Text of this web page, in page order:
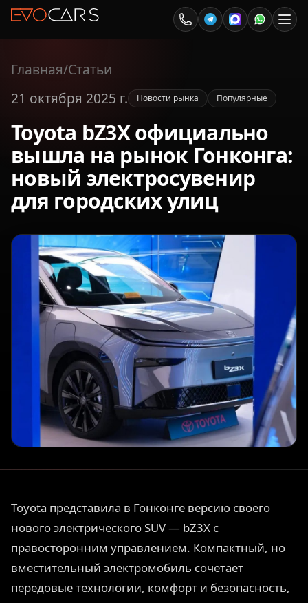
Главная/Статьи
21 октября 2025 г.
Новости рынка Популярные
Toyota bZ3X официально
вышла на рынок Гонконга:
новый электросувенир
для городских улиц
Toyota представила в Гонконге версию своего
нового электрического SUV — bZ3X с
правосторонним управлением. Компактный, но
вместительный электромобиль сочетает
передовые технологии, комфорт и безопасность,